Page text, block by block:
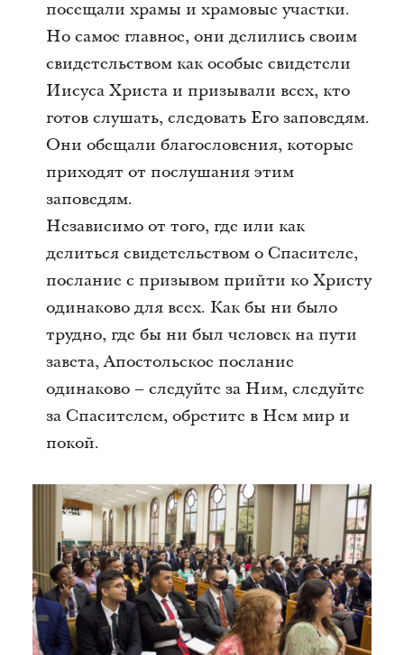
посещали храмы и храмовые участки.
Но самое главное, они делились своим
свидетельством как особые свидетели
Иисуса Христа и призывали всех, кто
готов слушать, следовать Его заповедям.
Они обещали благословения, которые
приходят от послушания этим
заповедям.
Независимо от того, где или как
делиться свидетельством о Спасителе,
послание с призывом прийти ко Христу
одинаково для всех. Как бы ни было
трудно, где бы ни был человек на пути
завета, Апостольское послание
одинаково – следуйте за Ним, следуйте
за Спасителем, обретите в Нем мир и
покой.